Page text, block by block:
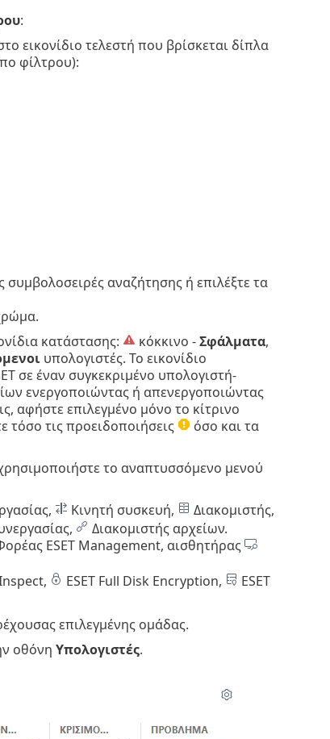
:
εικονίδιο τελεστή που βρίσκεται δίπλα
φίλτρου):
συμβολοσειρές αναζήτησης ή επιλέξτε τα
κατάστασης: κόκκινο -Σφάλματα,
υπολογιστές. Το εικονίδιο
σε έναν συγκεκριμένο υπολογιστή-
ενεργοποιώντας ή απενεργοποιώντας
αφήστε επιλεγμένο μόνο το κίτρινο
τόσο τις προειδοποιήσεις
όσο και τα
το αναπτυσσόμενο μενού
Κινητή συσκευή,
Διακομιστής,
Διακομιστής αρχείων.
ESET Management, αισθητήρας
ESET Full Disk Encryption,
ESET
επιλεγμένης ομάδας.
οθόνη Υπολογιστές.